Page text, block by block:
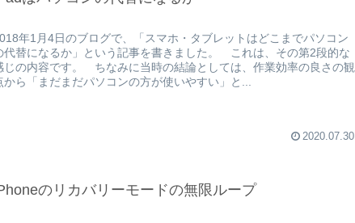
年1月4日のブログで、「スマホ・タブレットはどこまでパソコン
代替になるか」という記事を書きました。 これは、その第2段的な
じの内容です。 ちなみに当時の結論としては、作業効率の良さの観
から「まだまだパソコンの方が使いやすい」と...
2020.07.30
のリカバリーモードの無限ループ